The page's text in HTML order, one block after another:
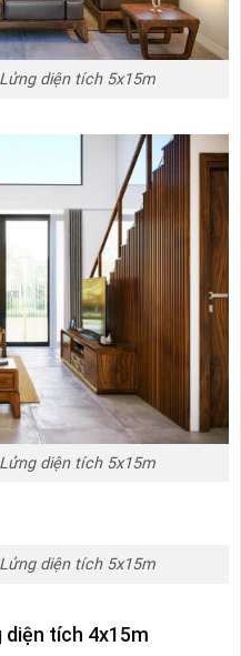
diện tích 5x15m
diện tích 5x15m
diện tích 5x15m
diện tích 4x15m